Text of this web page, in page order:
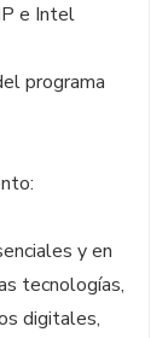
e Intel
programa
y en
tecnologías,
digitales,